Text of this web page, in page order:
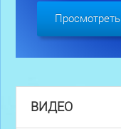
Просмотреть
ВИДЕО